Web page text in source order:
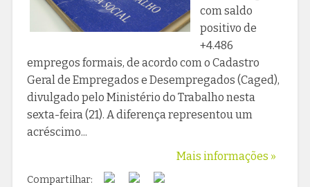
com saldo
positivo de
+4.486
empregos formais, de acordo com o Cadastro
Geral de Empregados e Desempregados (Caged),
divulgado pelo Ministério do Trabalho nesta
sexta-feira (21). A diferença representou um
acréscimo...
Mais informações »
Compartilhar: